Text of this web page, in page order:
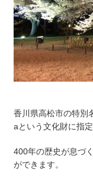
香川県高松市の特別
aという文化財に指
400年の歴史が息づ
ができます。